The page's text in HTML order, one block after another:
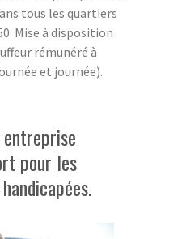
tous les quartiers
Mise à disposition
rémunéré à
et journée).
pour les